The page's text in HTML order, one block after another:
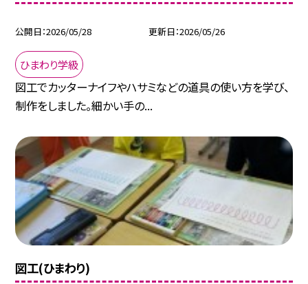
公開日 2026/05/28 更新日 2026/05/26
ひまわり学級
図工でカッターナイフやハサミなどの道具の使い方を学び、
制作をしました。細かい手の...
図工(ひまわり)